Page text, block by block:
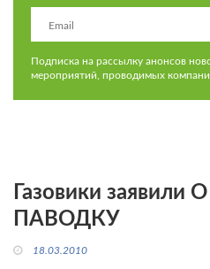
Подписка на рассылку анонсов
мероприятий, проводимых
Газовики
ПАВОДКУ
18.03.2010